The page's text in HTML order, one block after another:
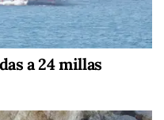
a 24 millas